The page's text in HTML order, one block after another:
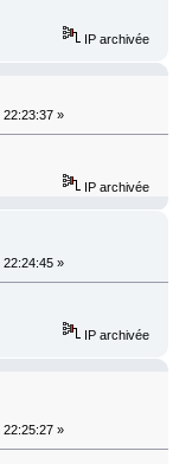
IP archivée
»
IP archivée
»
IP archivée
»